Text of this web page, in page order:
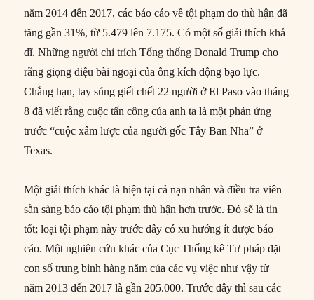
năm 2014 đến 2017, các báo cáo về tội phạm do thù hận đã
tăng gần 31%, từ 5.479 lên 7.175. Có một số giải thích khả
dĩ. Những người chỉ trích Tổng thống Donald Trump cho
rằng giọng điệu bài ngoại của ông kích động bạo lực.
Chẳng hạn, tay súng giết chết 22 người ở El Paso vào tháng
8 đã viết rằng cuộc tấn công của anh ta là một phản ứng
trước “cuộc xâm lược của người gốc Tây Ban Nha” ở
Texas.
Một giải thích khác là hiện tại cả nạn nhân và điều tra viên
sẵn sàng báo cáo tội phạm thù hận hơn trước. Đó sẽ là tin
tốt; loại tội phạm này trước đây có xu hướng ít được báo
cáo. Một nghiên cứu khác của Cục Thống kê Tư pháp đặt
con số trung bình hàng năm của các vụ việc như vậy từ
năm 2013 đến 2017 là gần 205.000. Trước đây thì sau các